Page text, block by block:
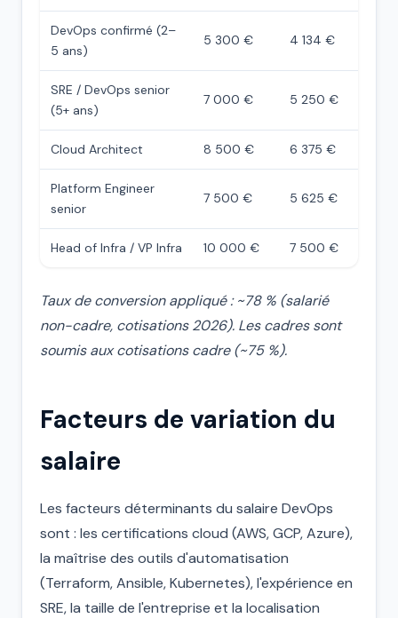
DevOps confirmé (2–
5 ans)
5 300 € 4 134 €
SRE / DevOps senior
(5+ ans)
7 000 € 5 250 €
Cloud Architect 8 500 € 6 375 €
Platform Engineer
senior
7 500 € 5 625 €
Head of Infra / VP Infra 10 000 € 7 500 €
Taux de conversion appliqué : ~78 % (salarié
non-cadre, cotisations 2026). Les cadres sont
soumis aux cotisations cadre (~75 %).
Facteurs de variation du
salaire
Les facteurs déterminants du salaire DevOps
sont : les certifications cloud (AWS, GCP, Azure),
la maîtrise des outils d'automatisation
(Terraform, Ansible, Kubernetes), l'expérience en
SRE, la taille de l'entreprise et la localisation